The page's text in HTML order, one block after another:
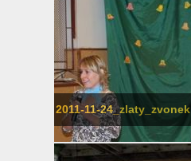
2011-11-24_zlaty_zvonek